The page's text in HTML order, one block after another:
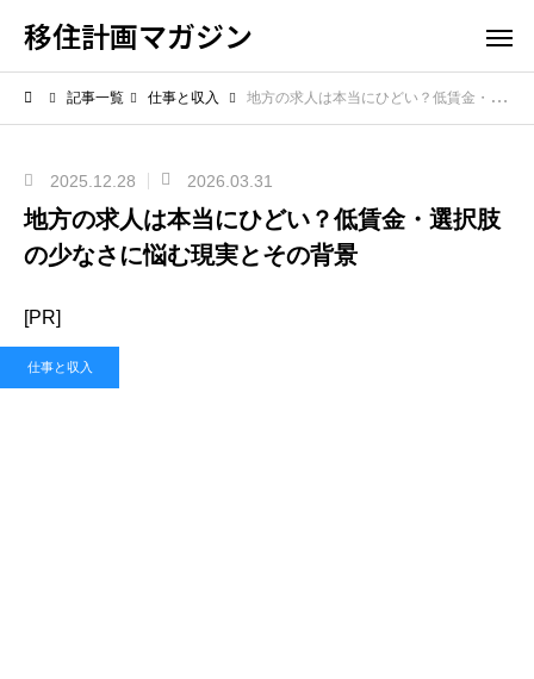
移住計画マガジン
記事一覧 仕事と収入 地方の求人は本当にひどい？低賃金・選択肢の少なさに悩む現実とその背景
2025.12.28 2026.03.31
地方の求人は本当にひどい？低賃金・選択肢
の少なさに悩む現実とその背景
[PR]
仕事と収入